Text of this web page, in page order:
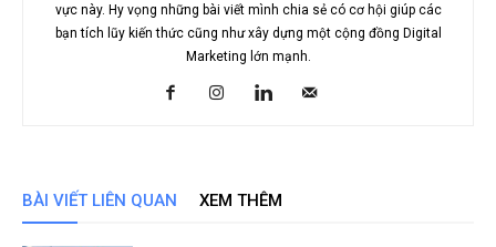
vực này. Hy vọng những bài viết mình chia sẻ có cơ hội giúp các
bạn tích lũy kiến thức cũng như xây dựng một cộng đồng Digital
Marketing lớn mạnh.
BÀI VIẾT LIÊN QUAN XEM THÊM